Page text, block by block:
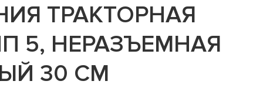
ТРАКТОРНАЯ
5, НЕРАЗЪЕМНАЯ
30 СМ